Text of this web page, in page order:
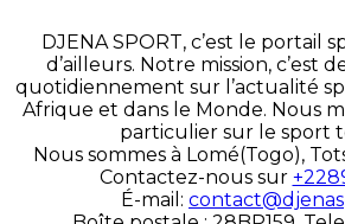
DJENA SPORT, c’est le portail
d’ailleurs. Notre mission, c’est
quotidiennement sur l’actualité
Afrique et dans le Monde. Nous
particulier sur le sport
Nous sommes à Lomé(Togo),
Contactez-nous sur
É-mail: